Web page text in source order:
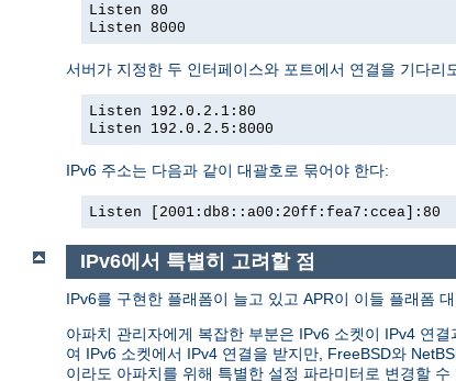
Listen 80
Listen 8000
서버가 지정한 두 인터페이스와 포트에서 연결을 기다리
Listen 192.0.2.1:80
Listen 192.0.2.5:8000
IPv6 주소는 다음과 같이 대괄호로 묶어야 한다:
Listen [2001:db8::a00:20ff:fea7:ccea]:80
IPv6에서 특별히 고려할 점
IPv6를 구현한 플래폼이 늘고 있고 APR이 이들 플래폼
아파치 관리자에게 복잡한 부분은 IPv6 소켓이 IPv4 연
여 IPv6 소켓에서 IPv4 연결을 받지만, FreeBSD와
이라도 아파치를 위해 특별한 설정 파라미터로 변경할 수